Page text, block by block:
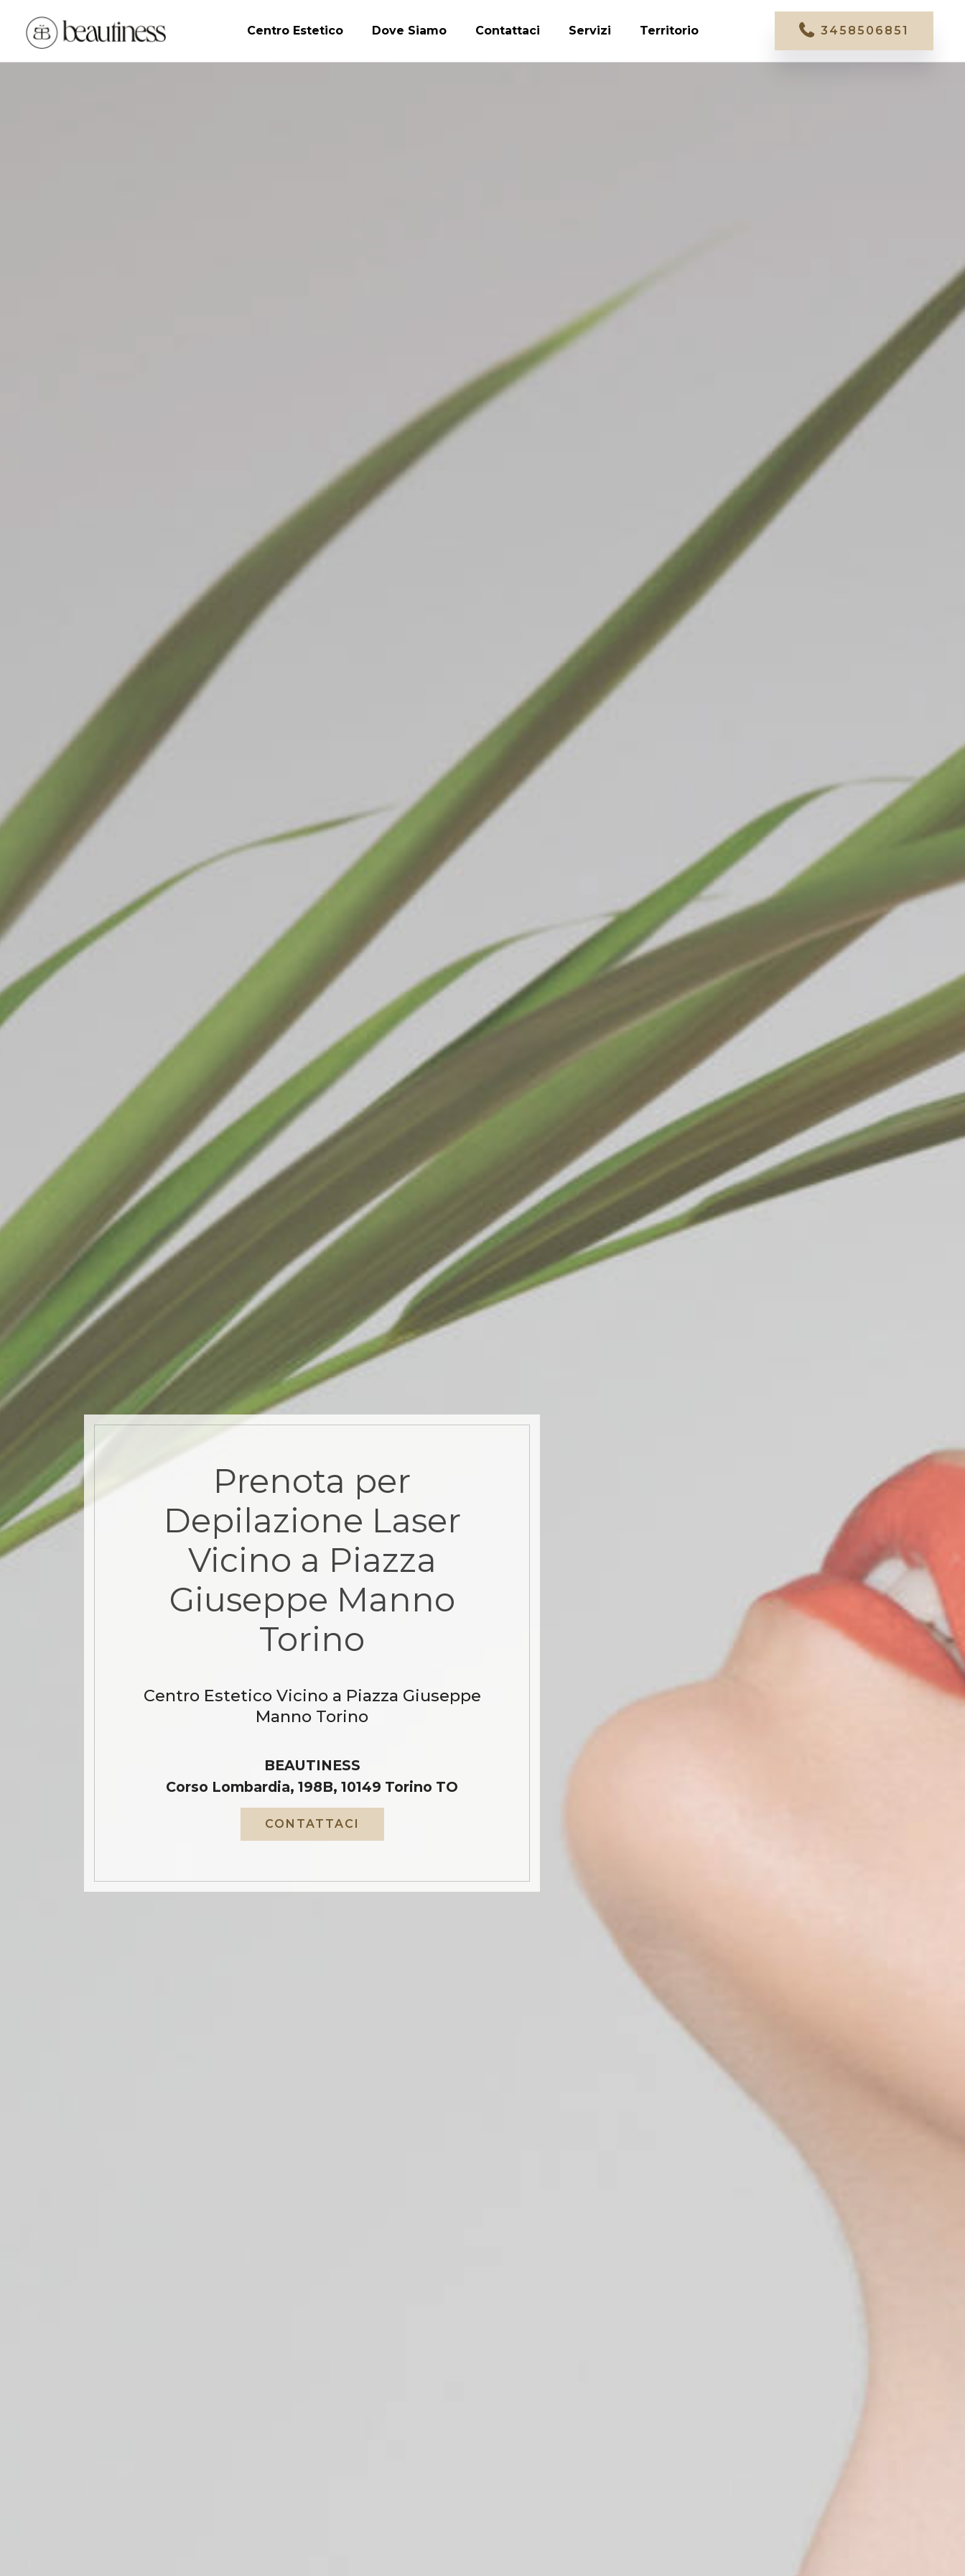
Centro Estetico Dove Siamo Contattaci Servizi Territorio 3458506851
Prenota per
Depilazione Laser
Vicino a Piazza
Giuseppe Manno
Torino
Centro Estetico Vicino a Piazza Giuseppe
Manno Torino
BEAUTINESS
Corso Lombardia, 198B, 10149 Torino TO
CONTATTACI